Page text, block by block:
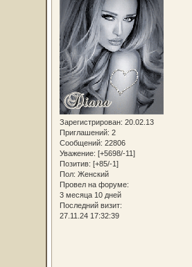
Зарегистрирован: 20.02.13
Приглашений: 2
Сообщений: 22806
Уважение: [+5698/-11]
Позитив: [+85/-1]
Пол: Женский
Провел на форуме:
3 месяца 10 дней
Последний визит:
27.11.24 17:32:39